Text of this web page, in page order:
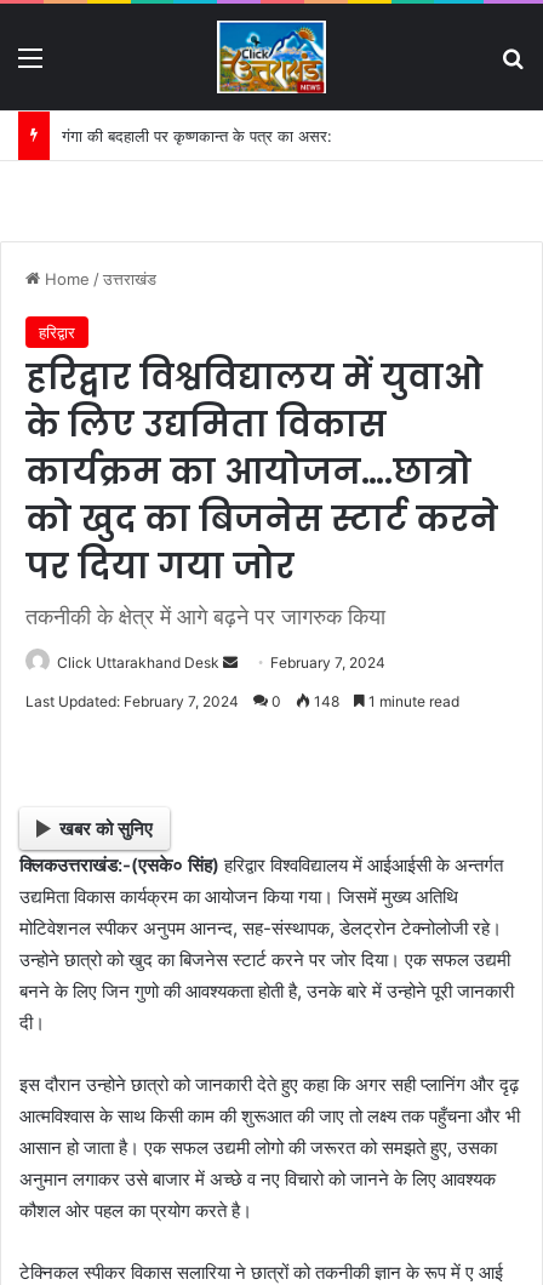
गंगा की बदहाली पर कृष्णकान्त के पत्र का असर:
Home /उत्तराखंड
हरिद्वार
हरिद्वार विश्वविद्यालय में युवाओ
के लिए उद्यमिता विकास
कार्यक्रम का आयोजन….छात्रो
को खुद का बिजनेस स्टार्ट करने
पर दिया गया जोर
तकनीकी के क्षेत्र में आगे बढ़ने पर जागरुक किया
Click Uttarakhand Desk
m
a
l
February 7, 2024
Last Updated: February 7, 2024 0 148 1 minute read
खबर को सुनिए
क्लिकउत्तराखंड:-(एसके० सिंह) हरिद्वार विश्वविद्यालय में आईआईसी के अन्तर्गत
उद्यमिता विकास कार्यक्रम का आयोजन किया गया। जिसमें मुख्य अतिथि
मोटिवेशनल स्पीकर अनुपम आनन्द, सह-संस्थापक, डेलट्रोन टेक्नोलोजी रहे।
उन्होने छात्रो को खुद का बिजनेस स्टार्ट करने पर जोर दिया। एक सफल उद्यमी
बनने के लिए जिन गुणो की आवश्यकता होती है, उनके बारे में उन्होने पूरी जानकारी
दी।
इस दौरान उन्होने छात्रो को जानकारी देते हुए कहा कि अगर सही प्लानिंग और दृढ़
आत्मविश्वास के साथ किसी काम की शुरूआत की जाए तो लक्ष्य तक पहुँचना और भी
आसान हो जाता है। एक सफल उद्यमी लोगो की जरूरत को समझते हुए, उसका
अनुमान लगाकर उसे बाजार में अच्छे व नए विचारो को जानने के लिए आवश्यक
कौशल ओर पहल का प्रयोग करते है।
टेक्निकल स्पीकर विकास सलारिया ने छात्रों को तकनीकी ज्ञान के रूप में ए आई